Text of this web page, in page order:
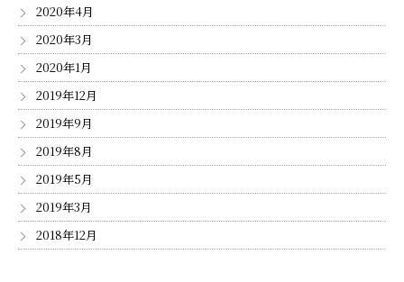
2020年4月
2020年3月
2020年1月
2019年12月
2019年9月
2019年8月
2019年5月
2019年3月
2018年12月